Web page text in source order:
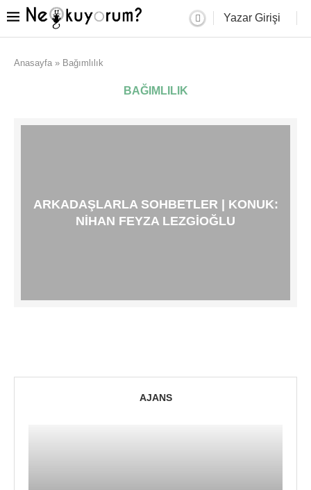
Yazar Girişi
Anasayfa » Bağımlılık
BAĞIMLILIK
ARKADAŞLARLA SOHBETLER | KONUK:
NIHAN FEYZA LEZGIOĞLU
AJANS